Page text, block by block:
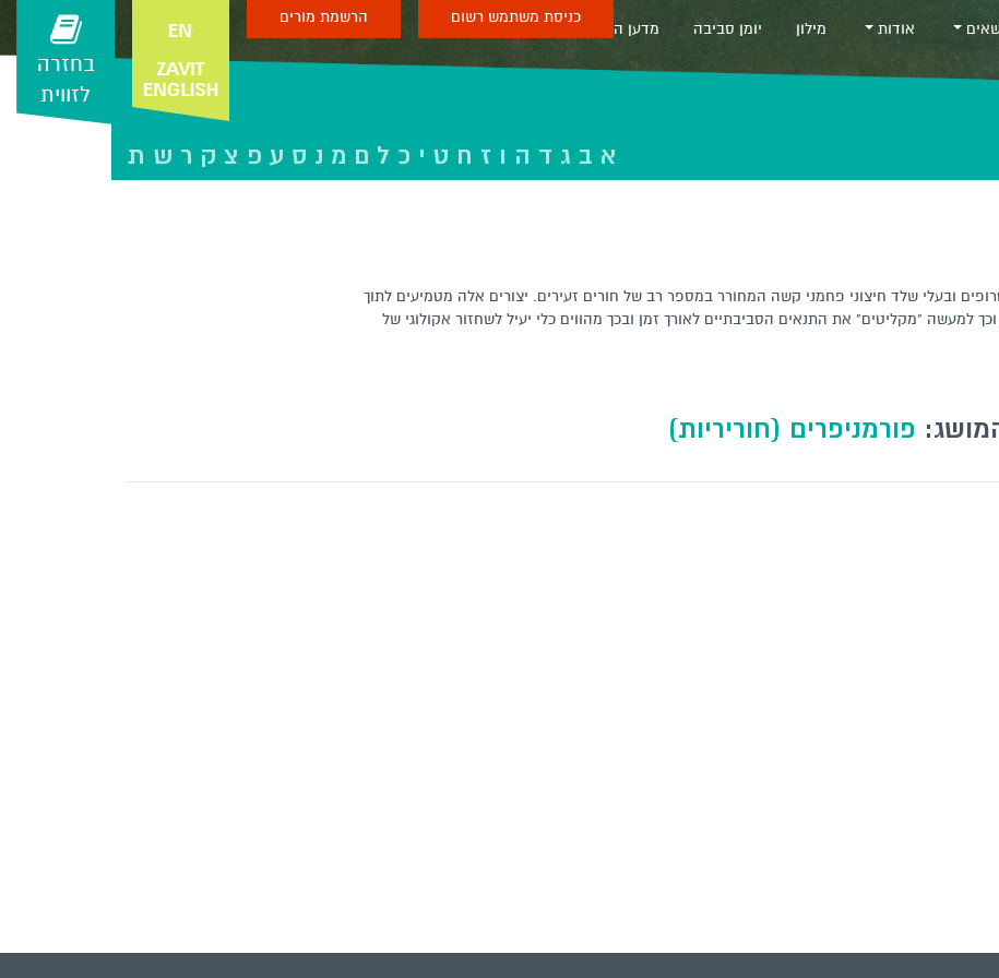
Search
אודות מילון יומן סביבה מדען החודש
בחזרה
לזווית
כניסת משתמש רשום הרשמת מורים
א ב ג ד ה ו ז ח ט י כ ל ם מ נ ס ע פ צ ק ר ש ת
ובעלי שלד חיצוני פחמני קשה המחורר במספר רב של חורים זעירים. יצורים אלה מטמיעים לתוך
למעשה "מקליטים" את התנאים הסביבתיים לאורך זמן ובכך מהווים כלי יעיל לשחזור אקולוגי של
פורמניפרים (חוריריות)